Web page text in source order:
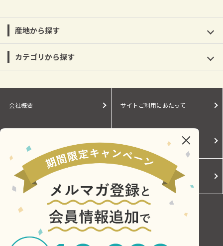
産地から探す
カテゴリから探す
会社概要 サイトご利用にあたって
Cookieポリシー ご利用規約
お問い合わせ
Copyright © Central Japan Railway Company. All Rights Reserved.